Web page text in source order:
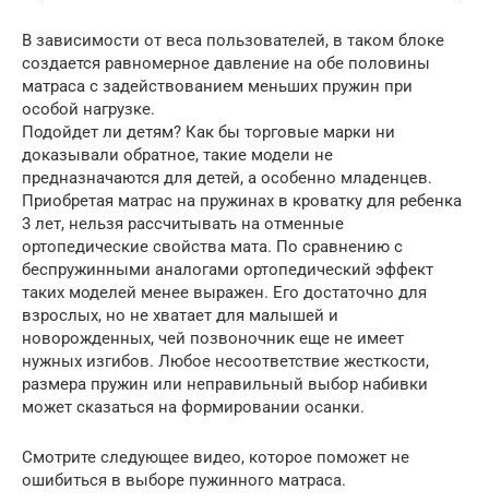
В зависимости от веса пользователей, в таком блоке
создается равномерное давление на обе половины
матраса с задействованием меньших пружин при
особой нагрузке.
Подойдет ли детям? Как бы торговые марки ни
доказывали обратное, такие модели не
предназначаются для детей, а особенно младенцев.
Приобретая матрас на пружинах в кроватку для ребенка
3 лет, нельзя рассчитывать на отменные
ортопедические свойства мата. По сравнению с
беспружинными аналогами ортопедический эффект
таких моделей менее выражен. Его достаточно для
взрослых, но не хватает для малышей и
новорожденных, чей позвоночник еще не имеет
нужных изгибов. Любое несоответствие жесткости,
размера пружин или неправильный выбор набивки
может сказаться на формировании осанки.
​Смотрите следующее видео, которое поможет не
ошибиться в выборе пужинного матраса.